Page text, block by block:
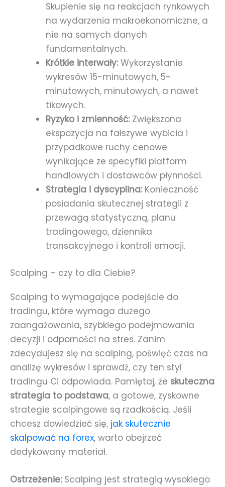
Skupienie się na reakcjach rynkowych
na wydarzenia makroekonomiczne, a
nie na samych danych
fundamentalnych.
Krótkie interwały:Wykorzystanie
wykresów 15-minutowych, 5-
minutowych, minutowych, a nawet
tikowych.
Ryzyko i zmienność:Zwiększona
ekspozycja na fałszywe wybicia i
przypadkowe ruchy cenowe
wynikające ze specyfiki platform
handlowych i dostawców płynności.
Strategia i dyscyplina:Konieczność
posiadania skutecznej strategii z
przewagą statystyczną, planu
tradingowego, dziennika
transakcyjnego i kontroli emocji.
Scalping – czy to dla Ciebie?
Scalping to wymagające podejście do
tradingu, które wymaga dużego
zaangażowania, szybkiego podejmowania
decyzji i odporności na stres. Zanim
zdecydujesz się na scalping, poświęć czas na
analizę wykresów i sprawdź, czy ten styl
tradingu Ci odpowiada. Pamiętaj, że skuteczna
strategia to podstawa, a gotowe, zyskowne
strategie scalpingowe są rzadkością. Jeśli
chcesz dowiedzieć się, jak skutecznie
skalpować na forex, warto obejrzeć
dedykowany materiał.
Ostrzeżenie:Scalping jest strategią wysokiego